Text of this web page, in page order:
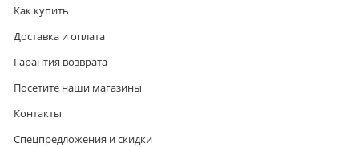
Как купить
Доставка и оплата
Гарантия возврата
Посетите наши магазины
Контакты
Спецпредложения и скидки